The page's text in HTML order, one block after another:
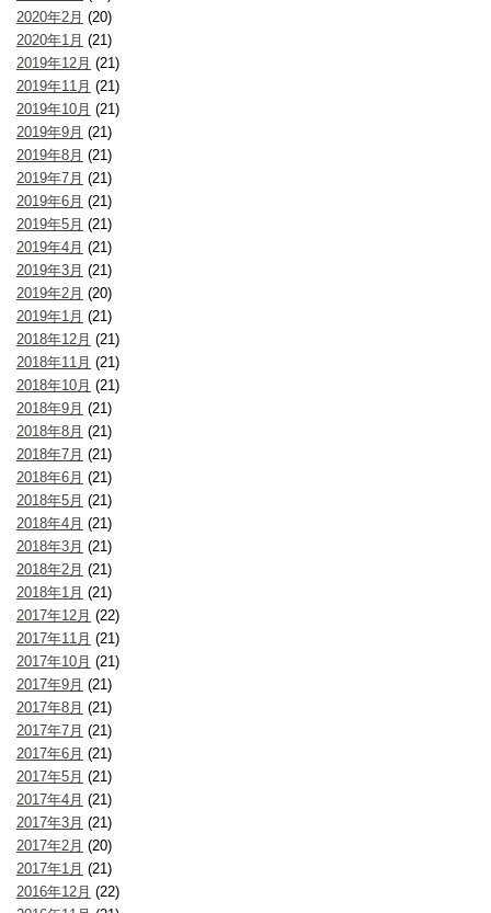
2020年2月 (20)
2020年1月 (21)
2019年12月 (21)
2019年11月 (21)
2019年10月 (21)
2019年9月 (21)
2019年8月 (21)
2019年7月 (21)
2019年6月 (21)
2019年5月 (21)
2019年4月 (21)
2019年3月 (21)
2019年2月 (20)
2019年1月 (21)
2018年12月 (21)
2018年11月 (21)
2018年10月 (21)
2018年9月 (21)
2018年8月 (21)
2018年7月 (21)
2018年6月 (21)
2018年5月 (21)
2018年4月 (21)
2018年3月 (21)
2018年2月 (21)
2018年1月 (21)
2017年12月 (22)
2017年11月 (21)
2017年10月 (21)
2017年9月 (21)
2017年8月 (21)
2017年7月 (21)
2017年6月 (21)
2017年5月 (21)
2017年4月 (21)
2017年3月 (21)
2017年2月 (20)
2017年1月 (21)
2016年12月 (22)